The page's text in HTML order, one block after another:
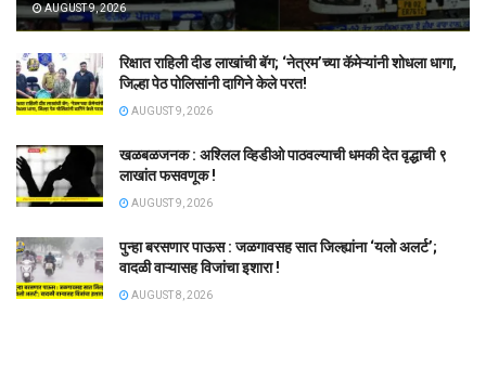
AUGUST 9, 2026
रिक्षात राहिली दीड लाखांची बॅग; ‘नेत्रम’च्या कॅमेऱ्यांनी शोधला धागा,
जिल्हा पेठ पोलिसांनी दागिने केले परत!
AUGUST 9, 2026
खळबळजनक : अश्लिल व्हिडीओ पाठवल्याची धमकी देत वृद्धाची ९
लाखांत फसवणूक !
AUGUST 9, 2026
पुन्हा बरसणार पाऊस : जळगावसह सात जिल्ह्यांना ‘यलो अलर्ट’;
वादळी वाऱ्यासह विजांचा इशारा !
AUGUST 8, 2026